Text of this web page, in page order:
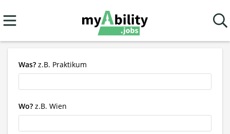
Was? z.B. Praktikum
Wo? z.B. Wien